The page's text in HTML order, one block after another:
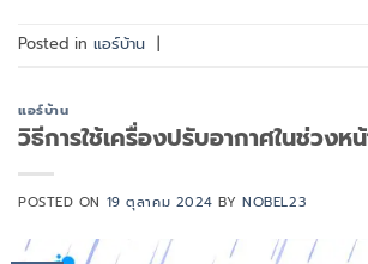
Posted in แอร์บ้าน
แอร์บ้าน
วิธีการใช้เครื่องปรับอากาศในช่วงห
POSTED ON 19 ตุลาคม 2024 BYNOBEL23